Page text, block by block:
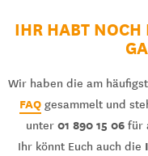
IHR HABT NOCH
Wir haben die am
FAQgesammelt und
unter 01 890 15 06 für
Ihr könnt Euch auch die